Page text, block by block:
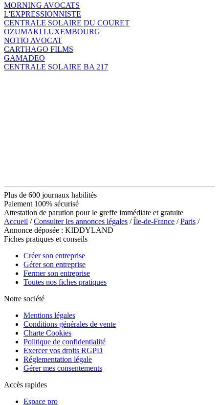
MORNING AVOCATS
L'EXPRESSIONNISTE
CENTRALE SOLAIRE DU COURET
OZUMAKI LUXEMBOURG
NOTIO AVOCAT
CARTHAGO FILMS
GAMADEO
CENTRALE SOLAIRE BA 217
Plus de 600 journaux habilités
Paiement 100% sécurisé
Attestation de parution pour le greffe immédiate et gratuite
Accueil /Consulter les annonces légales /Île-de-France /Paris /
Annonce déposée : KIDDYLAND
Fiches pratiques et conseils
Créer son entreprise
Gérer son entreprise
Fermer son entreprise
Toutes nos fiches pratiques
Notre société
Mentions légales
Conditions générales de vente
Charte Cookies
Politique de confidentialité
Exercer vos droits RGPD
Réglementation légale
Gérer mes consentements
Accès rapides
Espace pro